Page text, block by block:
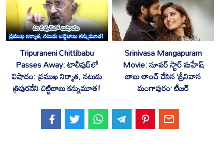
Tripuraneni Chittibabu
Passes Away: టాలీవుడ్‌లో
విషాదం: ప్రముఖ నిర్మాత, నటుడు
త్రిపురనేని చిట్టిబాబు కన్నుమూత!
Srinivasa Mangapuram
Movie: సూపర్ స్టార్ మహేష్
బాబు లాంచ్ చేసిన ‘శ్రీనివాస
మంగాపురం’ టీజర్‌